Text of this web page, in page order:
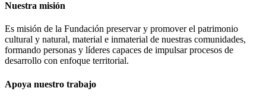
Nuestra misión
Es misión de la Fundación preservar y promover el patrimonio
cultural y natural, material e inmaterial de nuestras comunidades,
formando personas y líderes capaces de impulsar procesos de
desarrollo con enfoque territorial.
Apoya nuestro trabajo